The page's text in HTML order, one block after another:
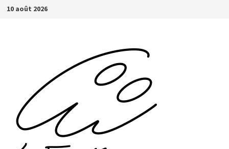
Passer
10 août 2026